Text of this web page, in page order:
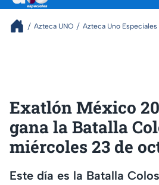
Azteca UNO Azteca Uno Especiales
Exatlón México
gana la Batalla
miércoles 23 de
Este día es la Batalla